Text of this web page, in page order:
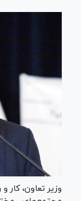
وزیر تعاون، کار